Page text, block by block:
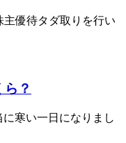
優待タダ取りを行い
？
寒い一日になりまし